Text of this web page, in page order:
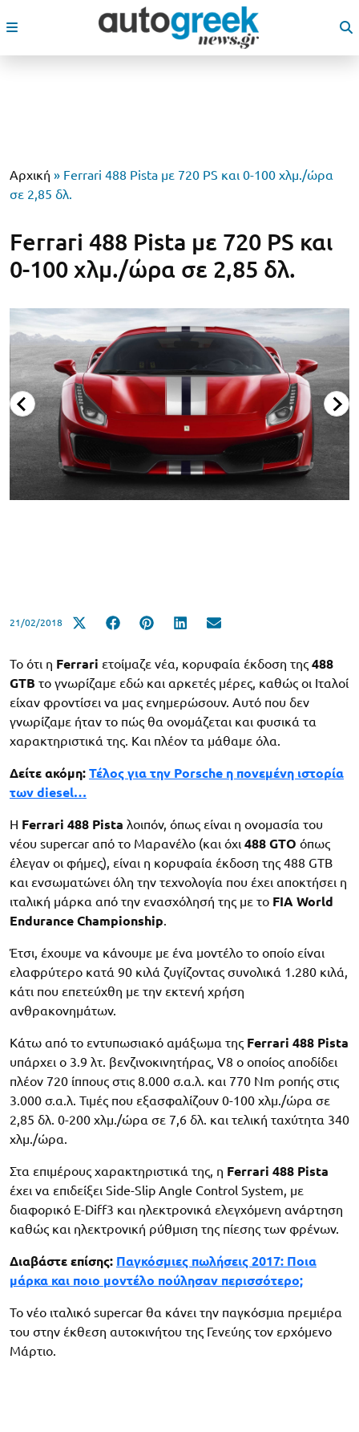
Αρχική » Ferrari 488 Pista με 720 PS και 0-100 χλμ./ώρα
σε 2,85 δλ.
Ferrari 488 Pista με 720 PS και
0-100 χλμ./ώρα σε 2,85 δλ.
21/02/2018
Το ότι η Ferrari ετοίμαζε νέα, κορυφαία έκδοση της 488
GTB το γνωρίζαμε εδώ και αρκετές μέρες, καθώς οι Ιταλοί
είχαν φροντίσει να μας ενημερώσουν. Αυτό που δεν
γνωρίζαμε ήταν το πώς θα ονομάζεται και φυσικά τα
χαρακτηριστικά της. Και πλέον τα μάθαμε όλα.
Δείτε ακόμη: Τέλος για την Porsche η πονεμένη ιστορία
των diesel…
Η Ferrari 488 Pista λοιπόν, όπως είναι η ονομασία του
νέου supercar από το Μαρανέλο (και όχι 488 GTO όπως
έλεγαν οι φήμες), είναι η κορυφαία έκδοση της 488 GTB
και ενσωματώνει όλη την τεχνολογία που έχει αποκτήσει η
ιταλική μάρκα από την ενασχόλησή της με το FIA World
Endurance Championship
Έτσι, έχουμε να κάνουμε με ένα μοντέλο το οποίο είναι
ελαφρύτερο κατά 90 κιλά ζυγίζοντας συνολικά 1.280 κιλά,
κάτι που επετεύχθη με την εκτενή χρήση
ανθρακονημάτων.
Κάτω από το εντυπωσιακό αμάξωμα της Ferrari 488 Pista
υπάρχει ο 3.9 λτ. βενζινοκινητήρας, V8 ο οποίος αποδίδει
πλέον 720 ίππους στις 8.000 σ.α.λ. και 770 Nm ροπής στις
3.000 σ.α.λ. Τιμές που εξασφαλίζουν 0-100 χλμ./ώρα σε
2,85 δλ. 0-200 χλμ./ώρα σε 7,6 δλ. και τελική ταχύτητα 340
χλμ./ώρα.
Στα επιμέρους χαρακτηριστικά της, η Ferrari 488 Pista
έχει να επιδείξει Side-Slip Angle Control System, με
διαφορικό E-Diff3 και ηλεκτρονικά ελεγχόμενη ανάρτηση
καθώς και ηλεκτρονική ρύθμιση της πίεσης των φρένων.
Διαβάστε επίσης: Παγκόσμιες πωλήσεις 2017: Ποια
μάρκα και ποιο μοντέλο πούλησαν περισσότερο;
Το νέο ιταλικό supercar θα κάνει την παγκόσμια πρεμιέρα
του στην έκθεση αυτοκινήτου της Γενεύης τον ερχόμενο
Μάρτιο.